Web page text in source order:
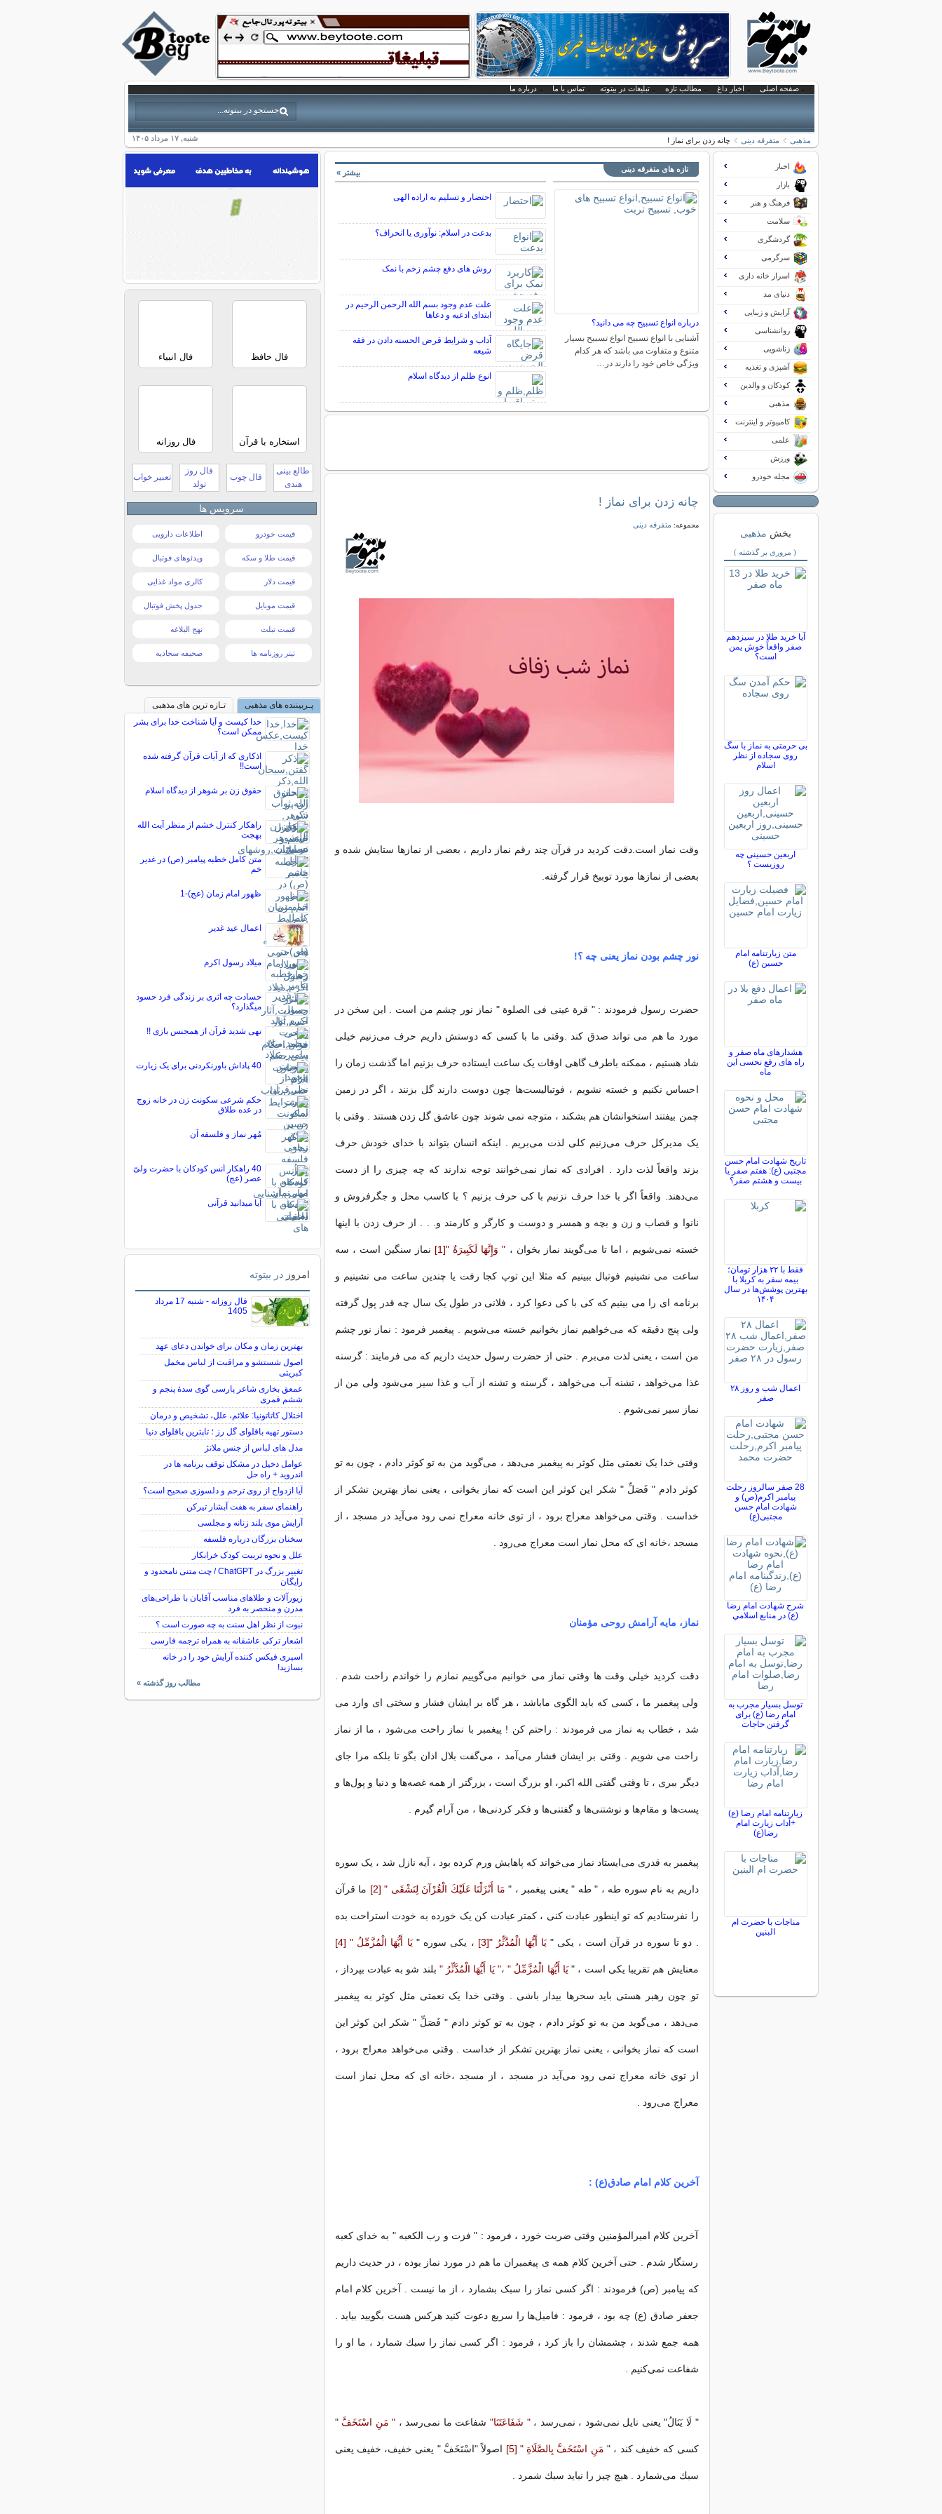
صفحه اصلی اخبار داغ مطالب تازه تبلیغات در بیتوته تماس با ما درباره ما
شنبه, ۱۷ مرداد ۱۴۰۵ مذهبی متفرقه دینی چانه زدن برای نماز !
تازه های متفرقه دینی
درباره انواع تسبیح چه می دانید؟
آشنایی با انواع تسبیح انواع تسبیح بسیار
متنوع و متفاوت می باشد که هر کدام
ویژگی خاص خود را دارند در…
احتضار و تسلیم به اراده الهی
بدعت در اسلام: نوآوری یا انحراف؟
روش های دفع چشم زخم با نمک
علت عدم وجود بسم الله الرحمن الرحیم در
ابتدای ادعیه و دعاها
آداب و شرایط قرض الحسنه دادن در فقه
شیعه
انوع ظلم از دیدگاه اسلام
بیشتر »
چانه زدن برای نماز !
مجموعه: متفرقه دینی
وقت نماز است.دقت کردید در قرآن چند رقم نماز داریم ، بعضی از نمازها ستایش شده و
بعضی از نمازها مورد توبیخ قرار گرفته.
نور چشم بودن نماز یعنی چه ؟!
حضرت رسول فرمودند : " قرة عینی فی الصلوة " نماز نور چشم من است . این سخن در
مورد ما هم می تواند صدق کند .وقتی ما با کسی که دوستش داریم حرف می‌زنیم خیلی
شاد هستیم ، ممکنه باطرف گاهی اوقات یک ساعت ایستاده حرف بزنیم اما گذشت زمان را
احساس نکنیم و خسته نشویم ، فوتبالیست‌ها چون دوست دارند گل بزنند ، اگر در زمین
چمن بیفتند استخوانشان هم بشکند ، متوجه نمی شوند چون عاشق گل زدن هستند . وقتی با
یک مدیرکل حرف می‌زنیم کلی لذت می‌بریم . اینکه انسان بتواند با خدای خودش حرف
بزند واقعاً لذت دارد . افرادی که نماز نمی‌خوانند توجه ندارند که چه چیزی را از دست
می‌دهند. واقعاً اگر با خدا حرف نزنیم با کی حرف بزنیم ؟ با کاسب محل و جگرفروش و
نانوا و قصاب و زن و بچه و همسر و دوست و کارگر و کارمند و. . . از حرف زدن با اینها
خسته نمی‌شویم ، اما تا می‌گویند نماز بخوان ، " وَإِنَّهَا لَكَبِیرَةٌ "[1] نماز سنگین است ، سه
ساعت می نشینیم فوتبال ببینیم که مثلا این توپ کجا رفت یا چندین ساعت می نشینیم و
برنامه ای را می بینیم که کی با کی دعوا کرد ، فلانی در طول یک سال چه قدر پول گرفته
ولی پنجدقیقهکه می‌خواهیم نماز بخوانیم خسته می‌شویم . پیغمبر فرمود : نماز نور چشم
من است ، یعنی لذت می‌برم . حتی از حضرت رسول حدیث داریم که می فرمایند : گرسنه
غذا می‌خواهد ، تشنه آب می‌خواهد ، گرسنه و تشنه از آب و غذا سیر می‌شود ولی من از
نماز سیر نمی‌شوم .
وقتی خدا یک نعمتی مثل کوثر به پیغمبر می‌دهد ، می‌گوید من به تو کوثر دادم ، چون به تو
کوثر دادم " فَصَلِّ " شکر این کوثر این است که نماز بخوانی ، یعنی نماز بهترین تشکر از
خداست . وقتی می‌خواهد معراج برود ، از توی خانه معراج نمی ‌رود می‌آید در مسجد ، از
مسجد ،خانه ای که محل نماز است معراج می‌رود .
نماز، مایه آرامش روحی مؤمنان
دقت کردید خیلی وقت ها وقتی نماز می خوانیم می‌گوییم نمازم را خواندم راحت شدم .
ولی پیغمبر ما ، کسی که باید الگوی ماباشد ، هر گاه بر ایشان فشار و سختی ای وارد می
شد ، خطاب به نماز می فرمودند : راحتم کن ! پیغمبر با نماز راحت می‌شود ، ما از نماز
راحت می شویم . وقتی بر ایشان فشار می‌آمد ، می‌گفت بلال اذان بگو تا بلکه مرا جای
دیگر ببری ، تا وقتی گفتی الله اکبر، او بزرگ است ، بزرگتر از همه غصه‌ها و دنیا و پول‌ها و
پست‌ها و مقام‌ها و نوشتنی‌ها و گفتنی‌ها و فکر کردنی‌ها ، من آرام گیرم .
پیغمبر به قدری می‌ایستاد نماز می‌خواند که پاهایش ورم کرده بود ، آیه نازل شد ، یک سوره
داریم به نام سوره طه ، " طه " یعنی پیغمبر ، "مَا أَنْزَلْنَا عَلَیْكَ الْقُرْآنَ لِتَشْقَى " [2] ما قرآن
را نفرستادیم که تو اینطور عبادت کنی ، کمتر عبادت کن یک خورده به خودت استراحت بده
. دو تا سوره در قرآن است ، یکی "یَا أَیُّهَا الْمُدَّثِّرُ "[3] ، یکی سوره " یَا أَیُّهَا الْمُزَّمِّلُ " [4]
معنایش هم تقریبا یکی است ، "یَا أَیُّهَا الْمُزَّمِّلُ " ،" یَا أَیُّهَا الْمُدَّثِّرُ " بلند شو به عبادت بپرداز ،
تو چون رهبر هستی باید سحرها بیدار باشی . وقتی خدا یک نعمتی مثل کوثر به پیغمبر
می‌دهد ، می‌گوید من به تو کوثر دادم ، چون به تو کوثر دادم " فَصَلِّ " شکر این کوثر این
است که نماز بخوانی ، یعنی نماز بهترین تشکر از خداست . وقتی می‌خواهد معراج برود ،
از توی خانه معراج نمی ‌رود می‌آید در مسجد ، از مسجد ،خانه ای که محل نماز است
معراج می‌رود .
آخرین كلام امام صادق(ع) :
آخرین كلام امیرالمؤمنین وقتی ضربت خورد ، فرمود : " فزت و رب الكعبه " به خدای كعبه
رستگار شدم . حتی آخرین کلام همه ی پیغمبران ما هم در مورد نماز بوده ، در حدیث داریم
که پیامبر (ص) فرمودند : اگر کسی نماز را سبک بشمارد ، از ما نیست . آخرین كلام امام
جعفر صادق (ع) چه بود ، فرمود : فامیل‌ها را سریع دعوت كنید هركس هست بگویید بیاید .
همه جمع شدند ، چشمشان را باز كرد ، فرمود : اگر كسی نماز را سبك شمارد ، ما او را
شفاعت نمی‌كنیم .
" لَا یَنَالُ" یعنی نایل نمی‌شود ، نمی‌رسد ، " شَفَاعَتَنَا" شفاعت ما نمی‌رسد ، " مَنِ اسْتَخَفَّ"
كسی كه خفیف كند ، "مَنِ اسْتَخَفَّ بِالصَّلَاةِ " [5] اصولاً "اسْتَخَفَّ " یعنی خفیف، خفیف یعنی
سبك می‌شمارد . هیچ چیز را نباید سبك شمرد .
اخبار
بازار
فرهنگ و هنر
سلامت
گردشگری
سرگرمی
اسرار خانه داری
دنیای مد
آرایش و زیبایی
روانشناسی
زناشویی
آشپزی و تغذیه
کودکان و والدین
مذهبی
کامپیوتر و اینترنت
علمی
ورزش
مجله خودرو
بخش مذهبی
( مروری بر گذشته )
آیا خرید طلا در سیزدهم
صفر واقعاً خوش یمن
است؟
بی حرمتی به نماز با سگ
روی سجاده از نظر
اسلام
اربعین حسینی چه
روزیست ؟
متن زیارتنامه امام
حسین (ع)
هشدارهای ماه صفر و
راه های رفع نحسی این
ماه
تاریخ شهادت امام حسن
مجتبی (ع): هفتم صفر یا
بیست و هشتم صفر؟
فقط با ۲۲ هزار تومان؛
بیمه سفر به کربلا با
بهترین پوشش‌ها در سال
۱۴۰۴
اعمال شب و روز ۲۸
صفر
28 صفر سالروز رحلت
پیامبر اکرم(ص) و
شهادت امام حسن
مجتبی(ع)
شرح شهادت امام رضا
(ع) در منابع اسلامي
توسل بسیار مجرب به
امام رضا (ع) برای
گرفتن حاجات
زیارتنامه امام رضا (ع)
+آداب زیارت امام
رضا(ع)
مناجات با حضرت ام
البنین
فال حافظ فال انبیاء
استخاره با قرآن فال روزانه
طالع بینی
هندی
فال چوب
فال روز
تولد
تعبیر خواب
سرویس ها
قیمت خودرو اطلاعات دارویی
قیمت طلا و سکه ویدئوهای فوتبال
قیمت دلار کالری مواد غذایی
قیمت موبایل جدول پخش فوتبال
قیمت تبلت نهج البلاغه
تیتر روزنامه ها صحیفه سجادیه
پـربیننده های مذهبی
تـازه ترین های مذهبی
خدا کیست و آیا شناخت خدا برای بشر
ممکن است؟
اذکاری که از آیات قرآن گرفته شده
است!!
حقوق زن بر شوهر از دیدگاه اسلام
راهکار کنترل خشم از منظر آیت الله
بهجت
متن کامل خطبه پيامبر (ص) در غدیر
خم
ظهور امام زمان (عج)-1
اعمال عید غدیر
میلاد رسول اکرم
حسادت چه اثری بر زندگی فرد حسود
میگذارد؟
نهی شدید قرآن از همجنس بازی !!
40 پاداش باورنکردنی برای یک زیارت
حکم شرعی سکونت زن در خانه زوج
در عده طلاق
مُهر نماز و فلسفه آن
40 راهکار اُنس کودکان با حضرت ولیّ
عصر (عج)
آیا میدانید قرآنی
امروز در بیتوته
فال روزانه - شنبه 17 مرداد
1405
بهترین زمان و مکان برای خواندن دعای عهد
اصول شستشو و مراقبت از لباس مخمل
کبریتی
عمعق بخاری شاعر پارسی گوی سدهٔ پنجم و
ششم قمری
اختلال کاتاتونیا: علائم، علل، تشخیص و درمان
دستور تهیه باقلوای گل رز ؛ تاپترین باقلوای دنیا
مدل های لباس از جنس ملانژ
عوامل دخیل در مشکل توقف برنامه ها در
اندروید + راه حل
آیا ازدواج از روی ترحم و دلسوزی صحیح است؟
راهنمای سفر به هفت آبشار تیرکن
آرایش موی بلند زنانه و مجلسی
سخنان بزرگان درباره فلسفه
علل و نحوه تربیت کودک خرابکار
تغییر بزرگ در ChatGPT / چت متنی نامحدود و
رایگان
زیورآلات و طلاهای مناسب آقایان با طراحی‌های
مدرن و منحصر به فرد
نبوت از نظر اهل سنت به چه صورت است ؟
اشعار ترکی عاشقانه به همراه ترجمه فارسی
اسپری فیکس کننده آرایش خود را در خانه
بسازید!
مطالب روز گذشته »